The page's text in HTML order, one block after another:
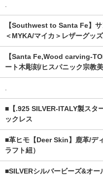
.
【Southwest to Santa Fe】
＜MYKA/マイカ＞レザーグッズ
【Santa Fe,Wood carving-
ート木彫刻/ヒスパニック宗教
.
■【.925 SILVER-ITALY製スタ
ックレス
■革ヒモ【Deer Skin】鹿革/デ
ラフト紐）
■SILVERシルバービーズ&オ